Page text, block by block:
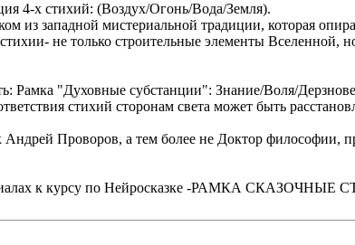
4-х стихий: (Воздух/Огонь/Вода/Земля).
из западной мистериальной традиции, которая
не только строительные элементы
Рамка "Духовные субстанции": Знание/Воля/
стихий сторонам света может быть
Андрей Проворов, а тем более не Доктор философии,
к курсу по Нейросказке -РАМКА СКАЗОЧНЫЕ